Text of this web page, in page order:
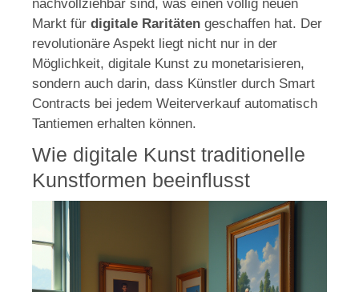
nachvollziehbar sind, was einen völlig neuen
Markt für digitale Raritäten geschaffen hat. Der
revolutionäre Aspekt liegt nicht nur in der
Möglichkeit, digitale Kunst zu monetarisieren,
sondern auch darin, dass Künstler durch Smart
Contracts bei jedem Weiterverkauf automatisch
Tantiemen erhalten können.
Wie digitale Kunst traditionelle
Kunstformen beeinflusst